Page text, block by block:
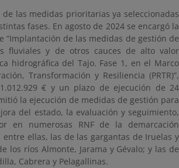
las medidas prioritarias ya seleccionadas
fases. En agosto de 2024 se encargó la
“Implantación de las medidas de gestión de
fluviales y de otros cauces de alto valor
hidrográfica del Tajo. Fase 1, en el Marco
Transformación y Resiliencia (PRTR)”,
€ y un plazo de ejecución de 24
la ejecución de medidas de gestión para
del estado, la evaluación y seguimiento,
en numerosas RNF de la demarcación
ellas, las de las gargantas de Iruelas y
los ríos Almonte, Jarama y Gévalo; y las de
Cabrera y Pelagallinas.